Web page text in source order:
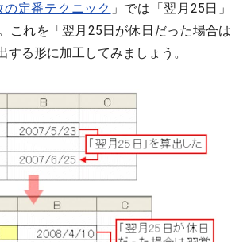
の定番テクニック 」では「翌月25日」
これを「翌月25日が休日だった場合は
する形に加工してみましょう。